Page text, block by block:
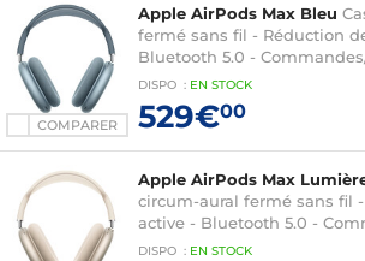
COMPARER
Apple AirPods Max Bleu
fermé sans fil - Réduction
Bluetooth 5.0 -
20h - Charge rapide
DISPO : EN STOCK
529€00
Apple AirPods Max
circum-aural fermé sans fil
active - Bluetooth 5.0 -
Autonomie 20h - Charge
DISPO : EN STOCK